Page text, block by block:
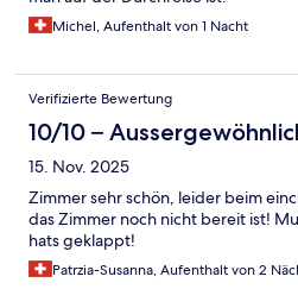
Michel, Aufenthalt von 1 Nacht
Verifizierte Bewertung
10/10 –
15. Nov. 2025
Zimmer sehr schön, leider beim
das Zimmer noch nicht bereit ist!
hats geklappt!
Patrzia-Susanna, Aufenthalt von 2